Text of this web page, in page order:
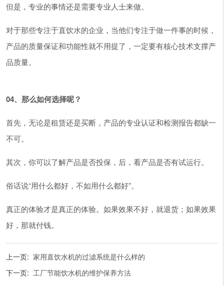
但是，专业的事情还是需要专业人士来做。
对于那些专注于直饮水的企业，当他们专注于做一件事的时候，
产品的质量保证和功能性就不用提了，一定要有核心技术支撑产
品质量。
04、那么如何选择呢？
首先，无论是租赁还是买断，产品的专业认证和检测报告都缺一
不可。
其次，你可以了解产品是否投保，后，看产品是否有试运行。
俗话说“用什么都好，不如用什么都好”。
真正的体验才是真正的体验。如果效果不好，就退货；如果效果
好，那就付钱。
上一页: 家用直饮水机的过滤系统是什么样的
下一页: 工厂节能饮水机的维护保养方法